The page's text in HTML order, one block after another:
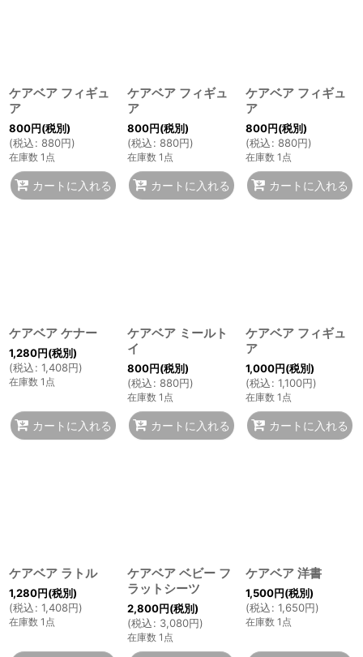
ケアベア フィギュ
ア
800円(税別)
(税込: 880円)
在庫数 1点
カートに入れる
ケアベア フィギュ
ア
800円(税別)
(税込: 880円)
在庫数 1点
カートに入れる
ケアベア フィギュ
ア
800円(税別)
(税込: 880円)
在庫数 1点
カートに入れる
ケアベア ケナー
1,280円(税別)
(税込: 1,408円)
在庫数 1点
カートに入れる
ケアベア ミールト
イ
800円(税別)
(税込: 880円)
在庫数 1点
カートに入れる
ケアベア フィギュ
ア
1,000円(税別)
(税込: 1,100円)
在庫数 1点
カートに入れる
ケアベア ラトル
1,280円(税別)
(税込: 1,408円)
在庫数 1点
ケアベア ベビー フ
ラットシーツ
2,800円(税別)
(税込: 3,080円)
在庫数 1点
ケアベア 洋書
1,500円(税別)
(税込: 1,650円)
在庫数 1点